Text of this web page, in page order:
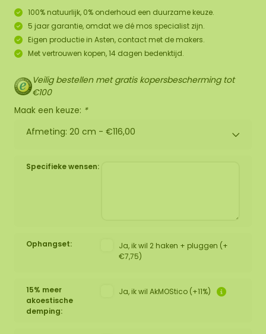
100% natuurlijk, 0% onderhoud een duurzame keuze.
5 jaar garantie, omdat we dé mos specialist zijn.
Eigen productie in Asten, contact met de makers.
Met vertrouwen kopen, 14 dagen bedenktijd.
Veilig bestellen met gratis kopersbescherming tot
€100
Maak een keuze: *
Afmeting: 20 cm - €116,00
Specifieke wensen:
Ophangset:
Ja, ik wil 2 haken + pluggen (+
€7,75)
15% meer
akoestische
demping:
Ja, ik wil AkMOStico (+11%)